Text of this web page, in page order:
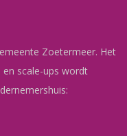
Zoetermeer. Het
scale-ups wordt